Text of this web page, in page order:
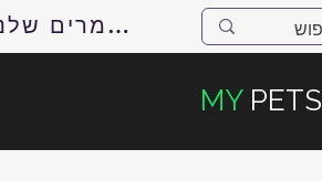
למאמרים שלנו
MYPETS